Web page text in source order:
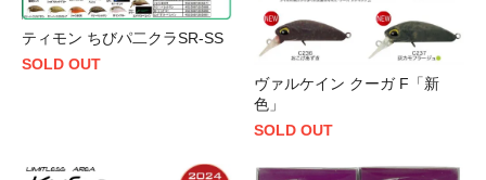
ティモン ちびパ二クラSR-SS
SOLD OUT
ヴァルケイン クーガ F「新
色」
SOLD OUT